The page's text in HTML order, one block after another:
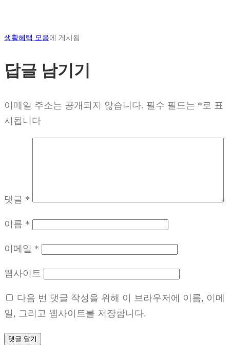
생활혜택 모음에 게시됨
답글 남기기
이메일 주소는 공개되지 않습니다. 필수 필드는 *로 표
시됩니다
댓글 *
이름 *
이메일 *
웹사이트
다음 번 댓글 작성을 위해 이 브라우저에 이름, 이메
일, 그리고 웹사이트를 저장합니다.